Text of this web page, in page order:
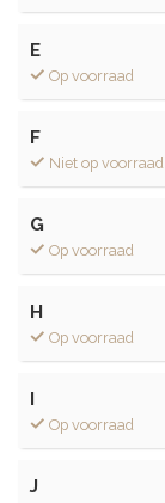
E
Op voorraad
F
Niet op voorraad
G
Op voorraad
H
Op voorraad
I
Op voorraad
J